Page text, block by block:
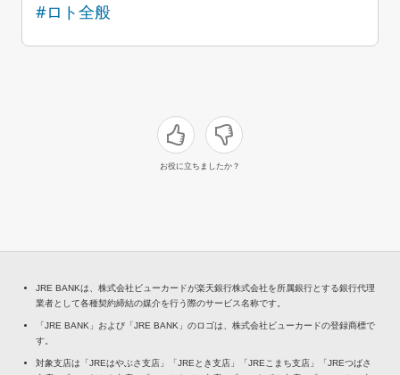
#ロト全般
お役に立ちましたか？
JRE BANKは、株式会社ビューカードが楽天銀行株式会社を所属銀行とする銀行代理
業者として各種契約締結の媒介を行う際のサービス名称です。
「JRE BANK」および「JRE BANK」のロゴは、株式会社ビューカードの登録商標で
す。
対象支店は「JREはやぶさ支店」「JREとき支店」「JREこまち支店」「JREつばさ